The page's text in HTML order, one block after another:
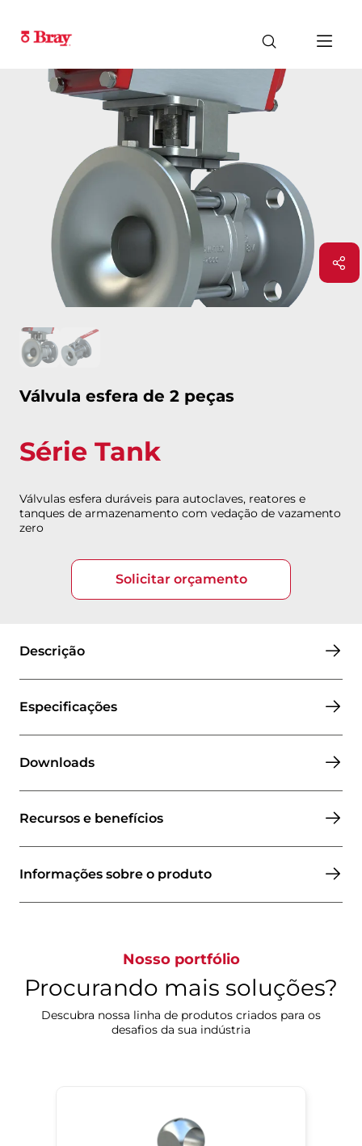
Válvula esfera de 2 peças
Série Tank
Válvulas esfera duráveis para autoclaves, reatores e
tanques de armazenamento com vedação de vazamento
zero
Solicitar orçamento
Descrição
Especificações
Downloads
Recursos e benefícios
Informações sobre o produto
Nosso portfólio
Procurando mais soluções?
Descubra nossa linha de produtos criados para os
desafios da sua indústria